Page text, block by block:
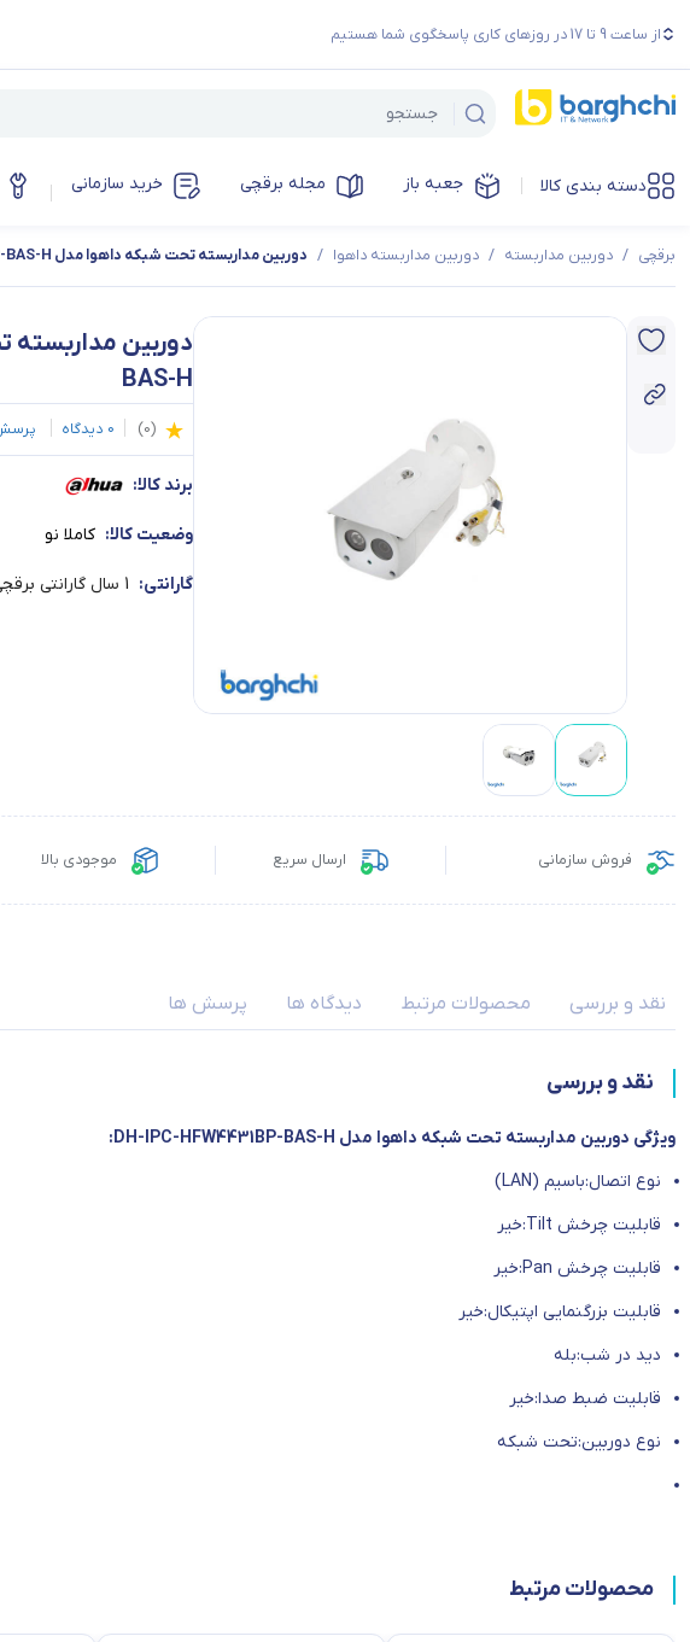
از ساعت 9 تا 17 در روزهای کاری پاسخگوی شما هستیم
دسته بندی کالا جعبه باز مجله برقچی خرید سازمانی
برقچی / دوربین مداربسته / دوربین مداربسته داهوا / دوربین مداربسته تحت شبکه داهوا مدل DH-IPC-HFW4431BP-BAS-H
BAS-H
(
0
)
0 دیدگاه
برند کالا:
وضعیت کالا: کاملا نو
گارانتی: 1 سال گارانتی برقچی
فروش سازمانی ارسال سریع موجودی بالا
نقد و بررسی محصولات مرتبط دیدگاه ها پرسش ها
نقد و بررسی
ویژگی دوربین مداربسته تحت شبکه داهوا مدل DH-IPC-HFW4431BP-BAS-H:
نوع اتصال:باسیم (LAN)
قابلیت چرخش Tilt:خیر
قابلیت چرخش Pan:خیر
قابلیت بزرگنمایی اپتیکال:خیر
دید در شب:بله
قابلیت ضبط صدا:خیر
نوع دوربین:تحت شبکه
محصولات مرتبط